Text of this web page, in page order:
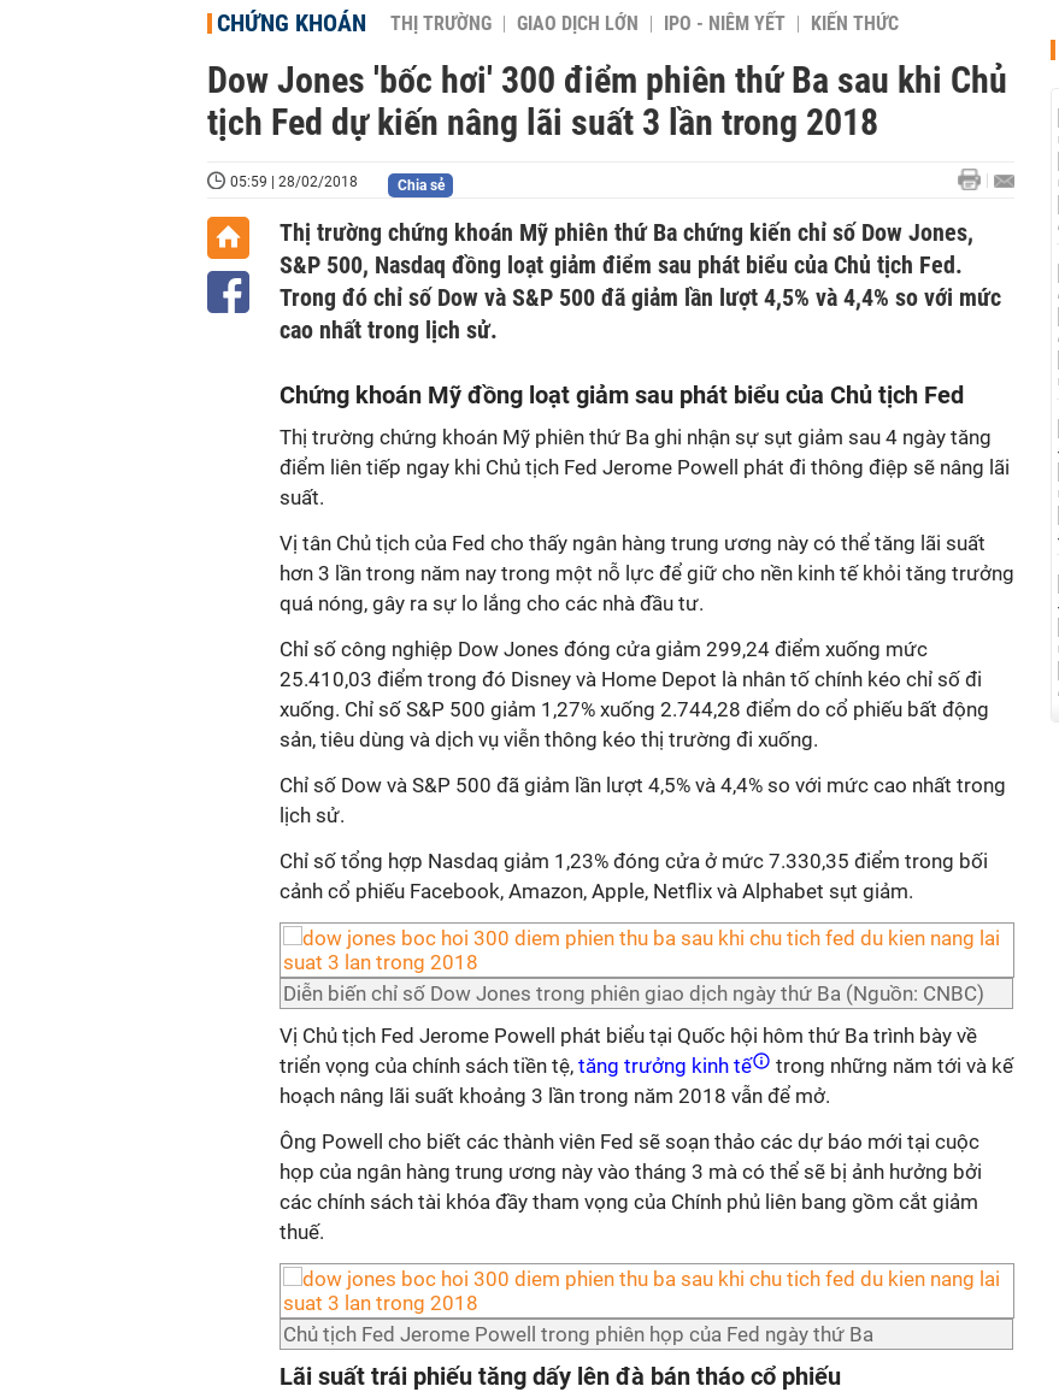
CHỨNG KHOÁN THỊ TRƯỜNG GIAO DỊCH LỚN IPO - NIÊM YẾT KIẾN THỨC
Dow Jones 'bốc hơi' 300 điểm phiên thứ Ba sau khi Chủ
tịch Fed dự kiến nâng lãi suất 3 lần trong 2018
05:59 | 28/02/2018 Chia sẻ
Thị trường chứng khoán Mỹ phiên thứ Ba chứng kiến chỉ số Dow Jones,
S&P 500, Nasdaq đồng loạt giảm điểm sau phát biểu của Chủ tịch Fed.
Trong đó chỉ số Dow và S&P 500 đã giảm lần lượt 4,5% và 4,4% so với mức
cao nhất trong lịch sử.
Chứng khoán Mỹ đồng loạt giảm sau phát biểu của Chủ tịch Fed
Thị trường chứng khoán Mỹ phiên thứ Ba ghi nhận sự sụt giảm sau 4 ngày tăng
điểm liên tiếp ngay khi Chủ tịch Fed Jerome Powell phát đi thông điệp sẽ nâng lãi
suất.
Vị tân Chủ tịch của Fed cho thấy ngân hàng trung ương này có thể tăng lãi suất
hơn 3 lần trong năm nay trong một nỗ lực để giữ cho nền kinh tế khỏi tăng trưởng
quá nóng, gây ra sự lo lắng cho các nhà đầu tư.
Chỉ số công nghiệp Dow Jones đóng cửa giảm 299,24 điểm xuống mức
25.410,03 điểm trong đó Disney và Home Depot là nhân tố chính kéo chỉ số đi
xuống. Chỉ số S&P 500 giảm 1,27% xuống 2.744,28 điểm do cổ phiếu bất động
sản, tiêu dùng và dịch vụ viễn thông kéo thị trường đi xuống.
Chỉ số Dow và S&P 500 đã giảm lần lượt 4,5% và 4,4% so với mức cao nhất trong
lịch sử.
Chỉ số tổng hợp Nasdaq giảm 1,23% đóng cửa ở mức 7.330,35 điểm trong bối
cảnh cổ phiếu Facebook, Amazon, Apple, Netflix và Alphabet sụt giảm.
Diễn biến chỉ số Dow Jones trong phiên giao dịch ngày thứ Ba (Nguồn: CNBC)
Vị Chủ tịch Fed Jerome Powell phát biểu tại Quốc hội hôm thứ Ba trình bày về
triển vọng của chính sách tiền tệ, tăng trưởng kinh tế
trong những năm tới và kế
hoạch nâng lãi suất khoảng 3 lần trong năm 2018 vẫn để mở.
Ông Powell cho biết các thành viên Fed sẽ soạn thảo các dự báo mới tại cuộc
họp của ngân hàng trung ương này vào tháng 3 mà có thể sẽ bị ảnh hưởng bởi
các chính sách tài khóa đầy tham vọng của Chính phủ liên bang gồm cắt giảm
thuế.
Chủ tịch Fed Jerome Powell trong phiên họp của Fed ngày thứ Ba
Lãi suất trái phiếu tăng dấy lên đà bán tháo cổ phiếu